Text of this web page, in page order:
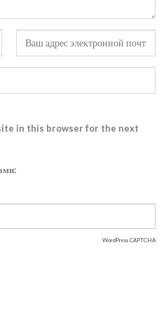
in this browser for the next
WordPress CAPTCHA